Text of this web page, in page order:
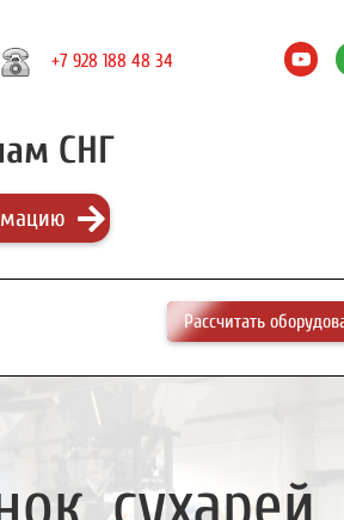
+7 928 188 48 34
СНГ
Рассчитать